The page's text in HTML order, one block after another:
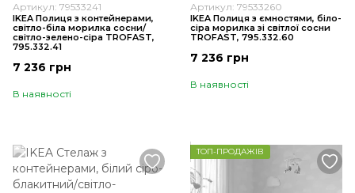
Артикул: 79533241
IKEA Полиця з контейнерами,
світло-біла морилка сосни/
світло-зелено-сіра TROFAST,
795.332.41
7 236 грн
В наявності
Артикул: 79533260
IKEA Полиця з ємностями, біло-
сіра морилка зі світлої сосни
TROFAST, 795.332.60
7 236 грн
В наявності
ТОП-ПРОДАЖІВ